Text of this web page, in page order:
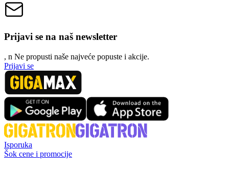
Prijavi se na naš newsletter
, n Ne propusti naše najveće popuste i akcije.
Prijavi se
Isporuka
Šok cene i promocije